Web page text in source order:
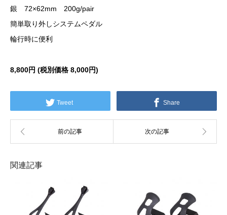
銀 72×62mm 200g/pair
簡単取り外しシステムペダル
輪行時に便利
8,800円 (税別価格 8,000円)
Tweet Share
関連記事